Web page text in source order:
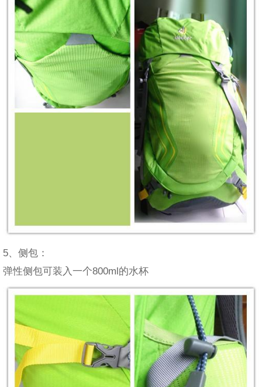
5、侧包：
弹性侧包可装入一个800ml的水杯